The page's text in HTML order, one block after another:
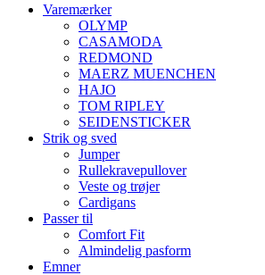
Varemærker
OLYMP
CASAMODA
REDMOND
MAERZ MUENCHEN
HAJO
TOM RIPLEY
SEIDENSTICKER
Strik og sved
Jumper
Rullekravepullover
Veste og trøjer
Cardigans
Passer til
Comfort Fit
Almindelig pasform
Emner